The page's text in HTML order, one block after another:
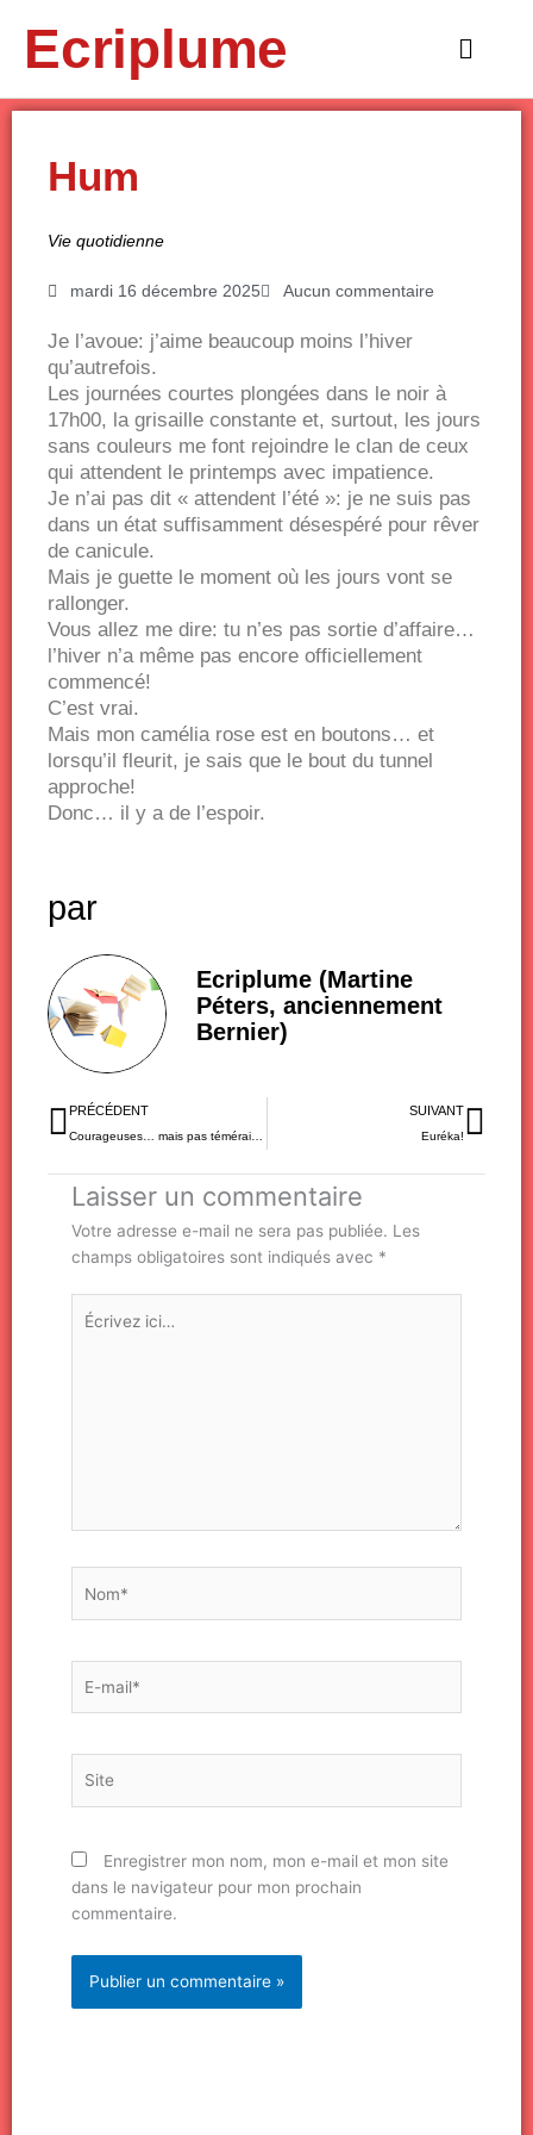
contenuEcriplume
Main
Hum
Vie quotidienne
mardi 16 décembre 2025 Aucun commentaire
Je l’avoue: j’aime beaucoup moins l’hiver
qu’autrefois.
Les journées courtes plongées dans le noir à
17h00, la grisaille constante et, surtout, les jours
sans couleurs me font rejoindre le clan de ceux
qui attendent le printemps avec impatience.
Je n’ai pas dit « attendent l’été »: je ne suis pas
dans un état suffisamment désespéré pour rêver
de canicule.
Mais je guette le moment où les jours vont se
rallonger.
Vous allez me dire: tu n’es pas sortie d’affaire…
l’hiver n’a même pas encore officiellement
commencé!
C’est vrai.
Mais mon camélia rose est en boutons… et
lorsqu’il fleurit, je sais que le bout du tunnel
approche!
Donc… il y a de l’espoir.
par
Ecriplume (Martine
Péters, anciennement
Bernier)
Précédent
PRÉCÉDENT SUIVANT
Euréka!
Laisser un commentaire
Votre adresse e-mail ne sera pas publiée. Les
champs obligatoires sont indiqués avec *
Écrivez
ici…
mail*
Enregistrer mon nom, mon e-mail et mon site
dans le navigateur pour mon prochain
commentaire.